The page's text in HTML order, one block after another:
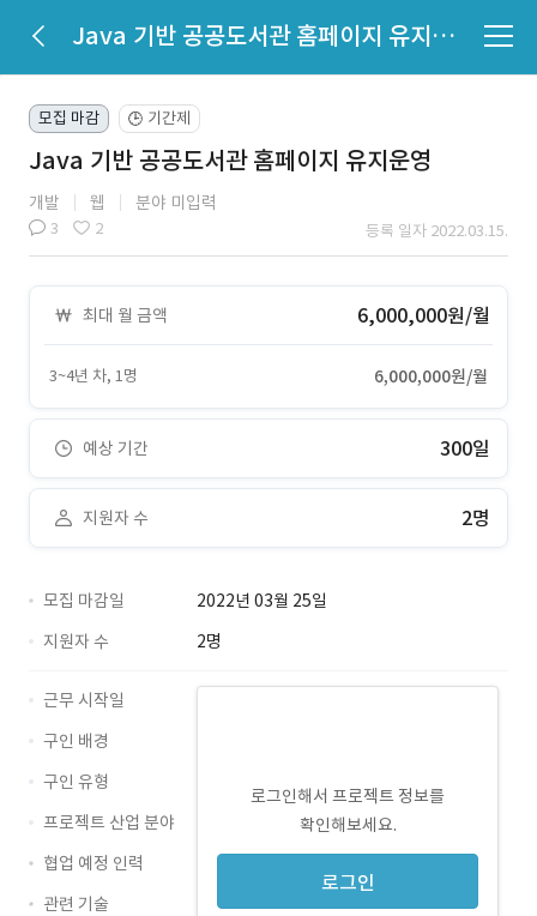
Java 기반 공공도서관 홈페이지 유지운영
모집 마감 🕒 기간제
Java 기반 공공도서관 홈페이지 유지운영
개발 웹 분야 미입력
3 2 등록 일자 2022.03.15.
최대 월 금액 6,000,000원/월
3~4년 차, 1명 6,000,000원/월
예상 기간 300일
지원자 수 2명
모집 마감일
2022년 03월 25일
지원자 수
2명
로그인해서 프로젝트 정보를
확인해보세요.
로그인
근무 시작일
구인 배경
구인 유형
프로젝트 산업 분야
협업 예정 인력
관련 기술
JavaScript · 경력 무관